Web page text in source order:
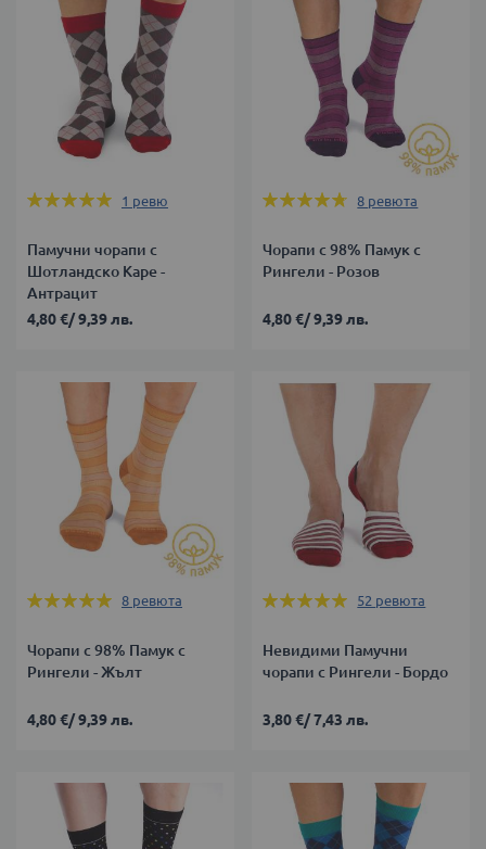
Оценка:
1 ревю
Памучни чорапи с
Шотландско Каре -
Антрацит
4,80 €/9,39 лв.
Оценка:
8 ревюта
Чорапи с 98% Памук с
Рингели - Розов
4,80 €/9,39 лв.
Оценка:
8 ревюта
Чорапи с 98% Памук с
Рингели - Жълт
4,80 €/9,39 лв.
Оценка:
52 ревюта
Невидими Памучни
чорапи с Рингели - Бордо
3,80 €/7,43 лв.